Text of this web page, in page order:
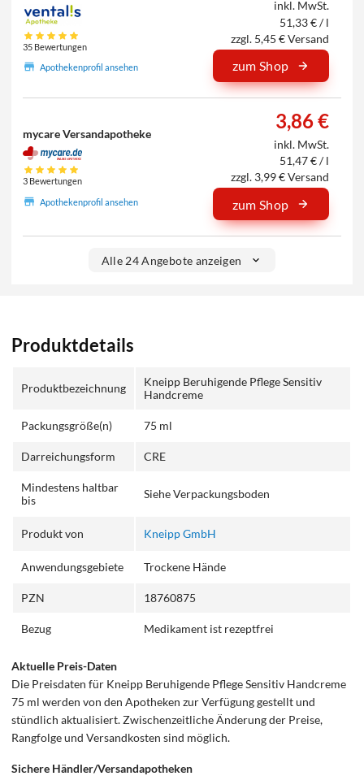
35 Bewertungen
Apothekenprofil ansehen
inkl. MwSt.
51,33 € / l
zzgl. 5,45 € Versand
zum Shop
mycare Versandapotheke
3 Bewertungen
Apothekenprofil ansehen
3,86 €
inkl. MwSt.
51,47 € / l
zzgl. 3,99 € Versand
zum Shop
Alle 24 Angebote anzeigen
Produktdetails
Produktbezeichnung
Kneipp Beruhigende Pflege Sensitiv
Handcreme
Packungsgröße(n) 75 ml
Darreichungsform CRE
Mindestens haltbar
bis
Siehe Verpackungsboden
Produkt von Kneipp GmbH
Anwendungsgebiete Trockene Hände
PZN 18760875
Bezug Medikament ist rezeptfrei
Aktuelle Preis-Daten
Die Preisdaten für Kneipp Beruhigende Pflege Sensitiv Handcreme
75 ml werden von den Apotheken zur Verfügung gestellt und
stündlich aktualisiert. Zwischenzeitliche Änderung der Preise,
Rangfolge und Versandkosten sind möglich.
Sichere Händler/Versandapotheken